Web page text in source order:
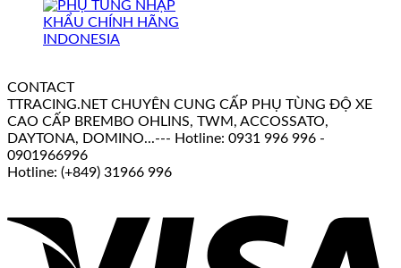
CONTACT
TTRACING.NET CHUYÊN CUNG CẤP PHỤ TÙNG ĐỘ XE
CAO CẤP BREMBO OHLINS, TWM, ACCOSSATO,
DAYTONA, DOMINO...--- Hotline: 0931 996 996 -
0901966996
Hotline: (+849) 31966 996